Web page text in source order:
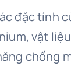
đặc tính
vật
chống